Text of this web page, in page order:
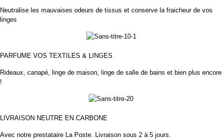
Neutralise les mauvaises odeurs de tissus et conserve la fraicheur de vos
linges
PARFUME VOS TEXTILES & LINGES
Rideaux, canapé, linge de maison, linge de salle de bains et bien plus encore
!
LIVRAISON NEUTRE EN CARBONE
Avec notre prestataire La Poste. Livraison sous 2 à 5 jours.